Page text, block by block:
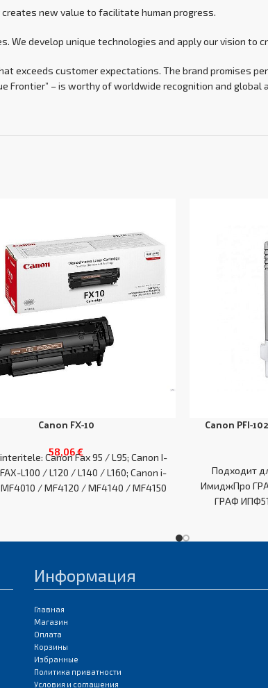
new value to facilitate human progress.
We develop unique technologies and apply our vision
exceeds customer expectations. The brand promises
Frontier” – is worthy of worldwide recognition and global
Canon FX-10
58,06€
Canon Fax 95 / L95; Canon I-
L100 / L120 / L140 / L160; Canon i-
/ MF4120 / MF4140 / MF4150
/ MF4150 / MF4270 / MF4690 PL;
EAN:0
Canon PFI-
Подходит
ИмиджПро
ГРАФ
Информация
Главная
Магазин
Оплата
Корзины
Избранные
Политика приватности
Условия и соглашения